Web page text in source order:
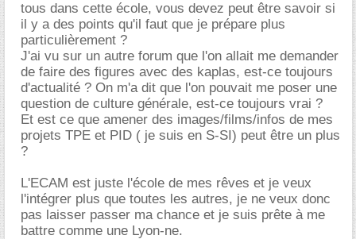
tous dans cette école, vous devez peut être savoir si
il y a des points qu'il faut que je prépare plus
particulièrement ?
J'ai vu sur un autre forum que l'on allait me demander
de faire des figures avec des kaplas, est-ce toujours
d'actualité ? On m'a dit que l'on pouvait me poser une
question de culture générale, est-ce toujours vrai ?
Et est ce que amener des images/films/infos de mes
projets TPE et PID ( je suis en S-SI) peut être un plus
?
L'ECAM est juste l'école de mes rêves et je veux
l'intégrer plus que toutes les autres, je ne veux donc
pas laisser passer ma chance et je suis prête à me
battre comme une Lyon-ne.